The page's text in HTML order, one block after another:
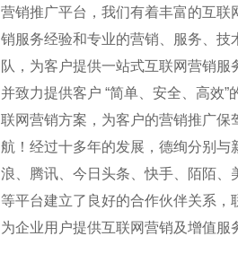
营销推广平台，我们有着丰富的互联
销服务经验和专业的营销、服务、技
队，为客户提供一站式互联网营销服
并致力提供客户 “简单、安全、高效”
联网营销方案，为客户的营销推广保
航！经过十多年的发展，德绚分别与
浪、腾讯、今日头条、快手、陌陌、
等平台建立了良好的合作伙伴关系，
为企业用户提供互联网营销及增值服